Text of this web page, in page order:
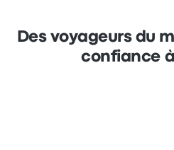
Des voyageurs du
confiance